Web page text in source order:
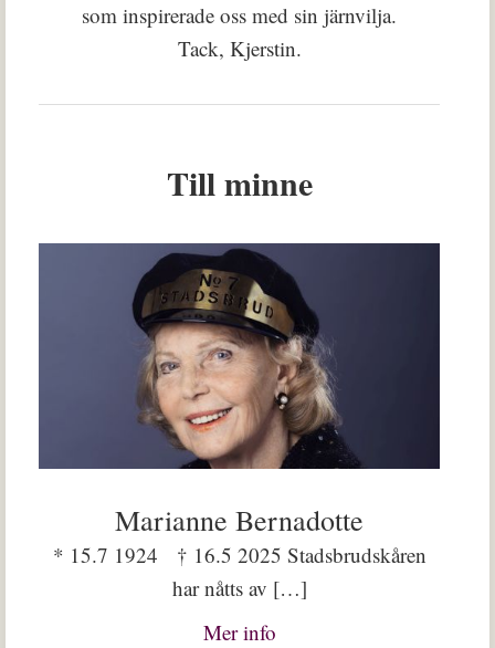
som inspirerade oss med sin järnvilja.
Tack, Kjerstin.
Till minne
Marianne Bernadotte
* 15.7 1924 † 16.5 2025 Stadsbrudskåren
har nåtts av […]
Mer info